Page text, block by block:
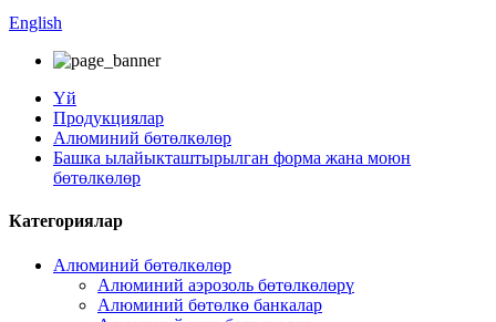
English
Үй
Продукциялар
Алюминий бөтөлкөлөр
Башка ылайыкташтырылган форма жана моюн
бөтөлкөлөр
Категориялар
Алюминий бөтөлкөлөр
Алюминий аэрозоль бөтөлкөлөрү
Алюминий бөтөлкө банкалар